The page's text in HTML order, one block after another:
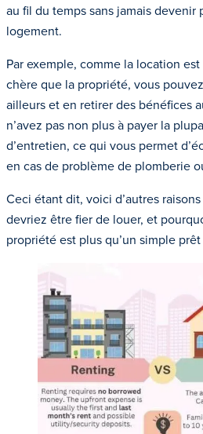
au fil du temps sans jamais devenir
logement.
Par exemple, comme la location
chère que la propriété, vous
ailleurs et en retirer des bénéfices
n’avez pas non plus à payer la
d’entretien, ce qui vous permet
en cas de problème de plomberie
Ceci étant dit, voici d’autres
devriez être fier de louer, et
propriété est plus qu’un simple